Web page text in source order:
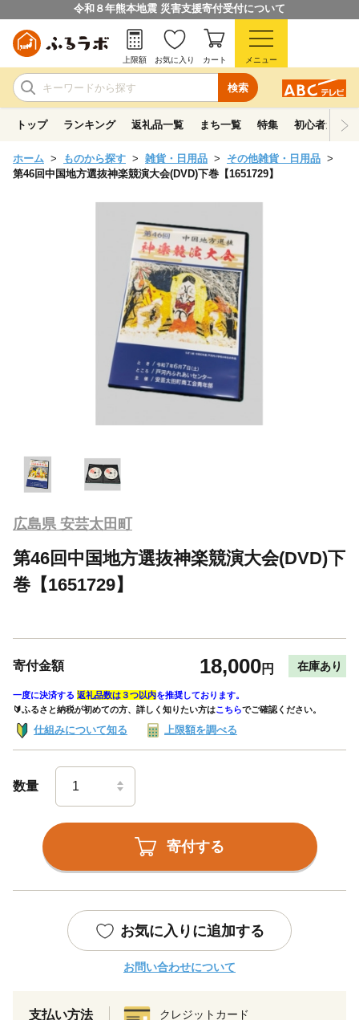
令和８年熊本地震 災害支援寄付受付について
検索
上限額 お気に入り カート メニュー
トップ ランキング 返礼品一覧 まち一覧 特集 初心者ガイド
ホーム ものから探す 雑貨・日用品
その他雑貨・日用品
第46回中国地方選抜神楽競演大会(DVD)下巻【1651729】
広島県 安芸太田町
第46回中国地方選抜神楽競演大会(DVD)下
巻【1651729】
寄付金額 18,000円 在庫あり
一度に決済する 返礼品数は３つ以内を推奨しております。
🔰ふるさと納税が初めての方、詳しく知りたい方はこちらでご確認ください。
仕組みについて知る 上限額を調べる
数量
寄付する
お気に入りに追加する
お問い合わせについて
支払い方法 クレジットカード